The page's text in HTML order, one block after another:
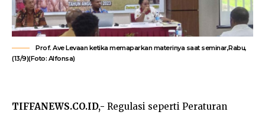
Prof. Ave Levaan ketika memaparkan materinya saat seminar,Rabu,
(13/9)(Foto: Alfonsa)
TIFFANEWS.CO.ID,- Regulasi seperti Peraturan